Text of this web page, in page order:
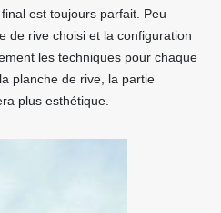
est toujours parfait. Peu
de rive choisi et la configuration
les techniques pour chaque
planche de rive, la partie
plus esthétique.